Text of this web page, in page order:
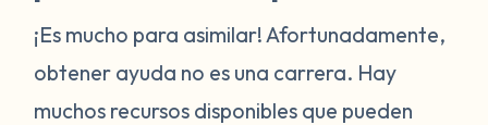
¡Es mucho para asimilar! Afortunadamente,
obtener ayuda no es una carrera. Hay
muchos recursos disponibles que pueden